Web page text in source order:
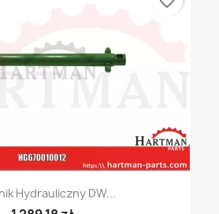
Hydrauliczny DW...